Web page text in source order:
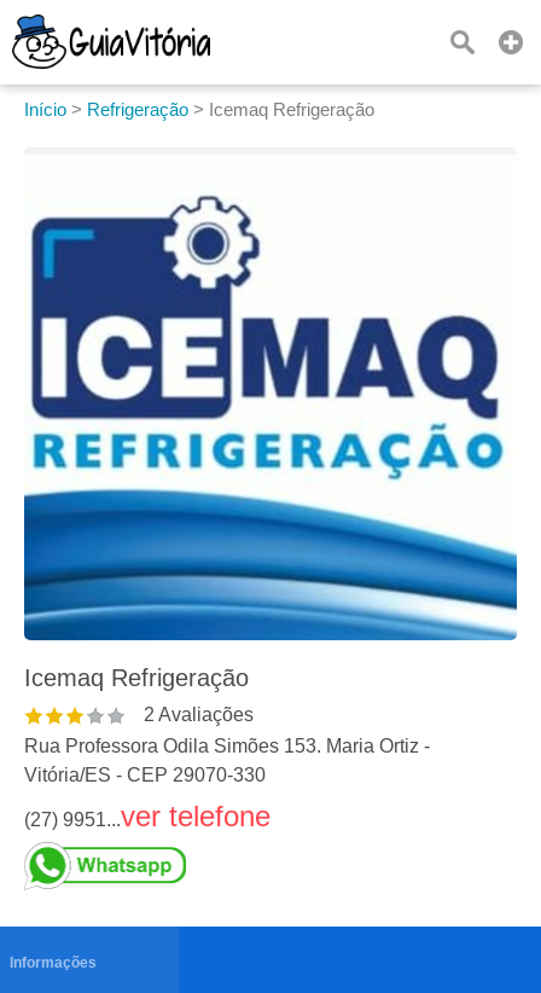
Início > Refrigeração > Icemaq Refrigeração
Icemaq Refrigeração
2 Avaliações
Rua Professora Odila Simões 153. Maria Ortiz -
Vitória/ES - CEP 29070-330
(27) 9951...ver telefone
Informações